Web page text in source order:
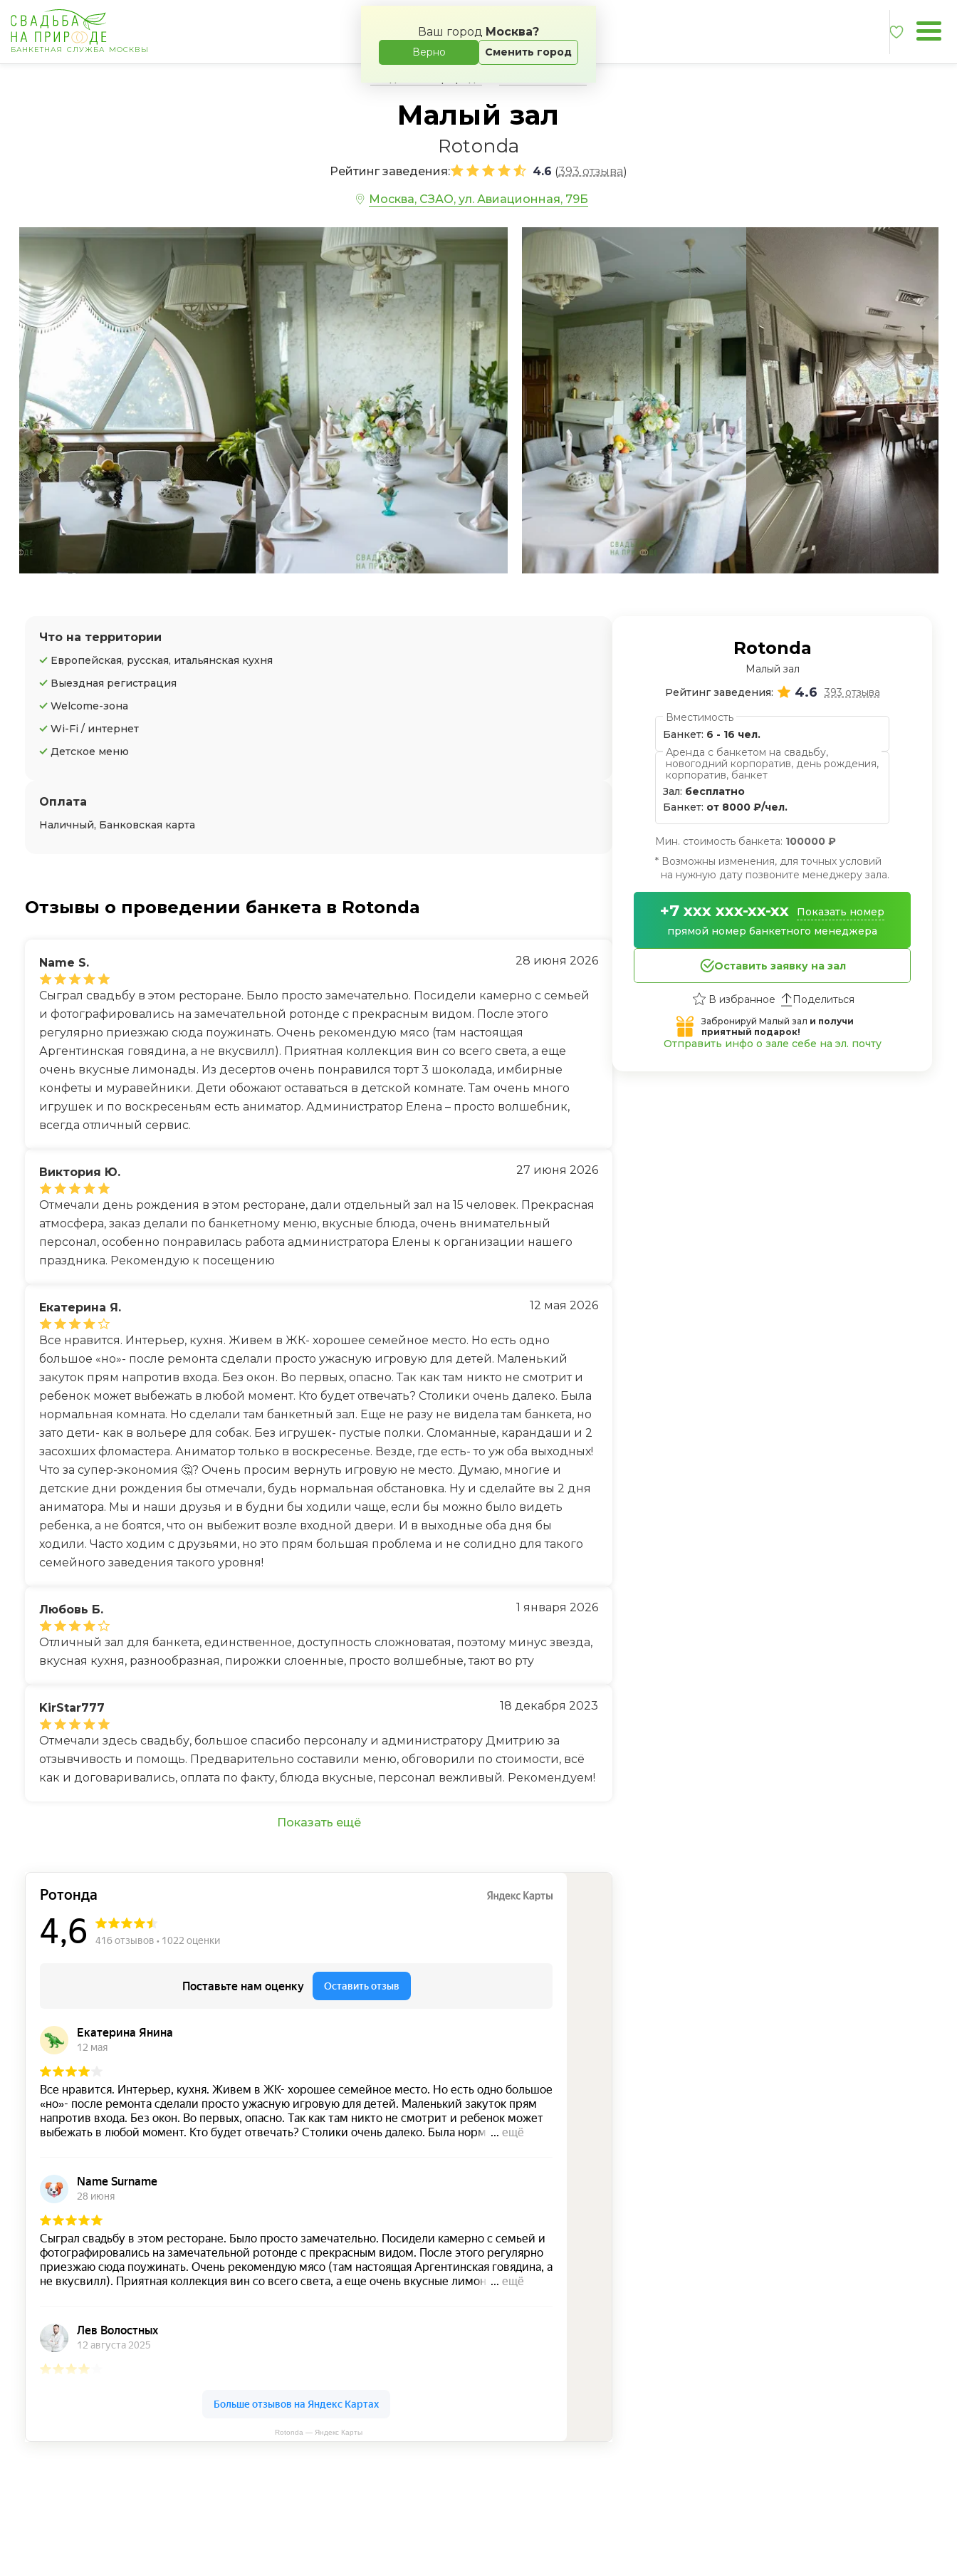
Ваш город Москва?
Верно Сменить город
БАНКЕТНАЯ СЛУЖБА МОСКВЫ
Выпускной
Корпоратив
Новогодний корпоратив
Малый зал
Rotonda
Рейтинг заведения: 4.6 (393 отзыва)
Москва, СЗАО, ул. Авиационная, 79Б
Что на территории
Европейская, русская, итальянская кухня
Выездная регистрация
Welcome-зона
Wi-Fi / интернет
Детское меню
Оплата
Наличный, Банковская карта
Отзывы о проведении банкета в Rotonda
Name S. 28 июня 2026
Сыграл свадьбу в этом ресторане. Было просто замечательно. Посидели камерно с семьей
и фотографировались на замечательной ротонде с прекрасным видом. После этого
регулярно приезжаю сюда поужинать. Очень рекомендую мясо (там настоящая
Аргентинская говядина, а не вкусвилл). Приятная коллекция вин со всего света, а еще
очень вкусные лимонады. Из десертов очень понравился торт 3 шоколада, имбирные
конфеты и муравейники. Дети обожают оставаться в детской комнате. Там очень много
игрушек и по воскресеньям есть аниматор. Администратор Елена – просто волшебник,
всегда отличный сервис.
Виктория Ю. 27 июня 2026
Отмечали день рождения в этом ресторане, дали отдельный зал на 15 человек. Прекрасная
атмосфера, заказ делали по банкетному меню, вкусные блюда, очень внимательный
персонал, особенно понравилась работа администратора Елены к организации нашего
праздника. Рекомендую к посещению
Екатерина Я. 12 мая 2026
Все нравится. Интерьер, кухня. Живем в ЖК- хорошее семейное место. Но есть одно
большое «но»- после ремонта сделали просто ужасную игровую для детей. Маленький
закуток прям напротив входа. Без окон. Во первых, опасно. Так как там никто не смотрит и
ребенок может выбежать в любой момент. Кто будет отвечать? Столики очень далеко. Была
нормальная комната. Но сделали там банкетный зал. Еще не разу не видела там банкета, но
зато дети- как в вольере для собак. Без игрушек- пустые полки. Сломанные, карандаши и 2
засохших фломастера. Аниматор только в воскресенье. Везде, где есть- то уж оба выходных!
Что за супер-экономия 🤔? Очень просим вернуть игровую не место. Думаю, многие и
детские дни рождения бы отмечали, будь нормальная обстановка. Ну и сделайте вы 2 дня
аниматора. Мы и наши друзья и в будни бы ходили чаще, если бы можно было видеть
ребенка, а не боятся, что он выбежит возле входной двери. И в выходные оба дня бы
ходили. Часто ходим с друзьями, но это прям большая проблема и не солидно для такого
семейного заведения такого уровня!
Любовь Б. 1 января 2026
Отличный зал для банкета, единственное, доступность сложноватая, поэтому минус звезда,
вкусная кухня, разнообразная, пирожки слоенные, просто волшебные, тают во рту
KirStar777 18 декабря 2023
Отмечали здесь свадьбу, большое спасибо персоналу и администратору Дмитрию за
отзывчивость и помощь. Предварительно составили меню, обговорили по стоимости, всё
как и договаривались, оплата по факту, блюда вкусные, персонал вежливый. Рекомендуем!
Показать ещё
Rotonda — Яндекс Карты
Rotonda
Малый зал
Рейтинг заведения:
4.6
393 отзыва
Вместимость
Банкет: 6 - 16 чел.
Аренда с банкетом на свадьбу,
новогодний корпоратив, день рождения,
корпоратив, банкет
Зал: бесплатно
Банкет: от 8000 ₽/чел.
Мин. стоимость банкета: 100000 ₽
* Возможны изменения, для точных условий
на нужную дату позвоните менеджеру зала.
+7 xxx xxx-xx-xx
Показать номер
прямой номер банкетного менеджера
Оставить заявку на зал
Поделиться
Забронируй Малый зал и получи
приятный подарок!
Отправить инфо о зале себе на эл. почту